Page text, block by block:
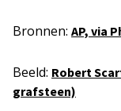
Bronnen: AP, via
Beeld: Robert
grafsteen)